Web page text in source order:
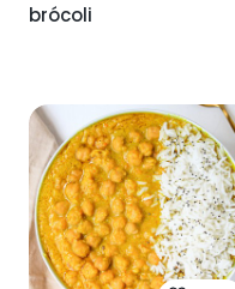
brócoli